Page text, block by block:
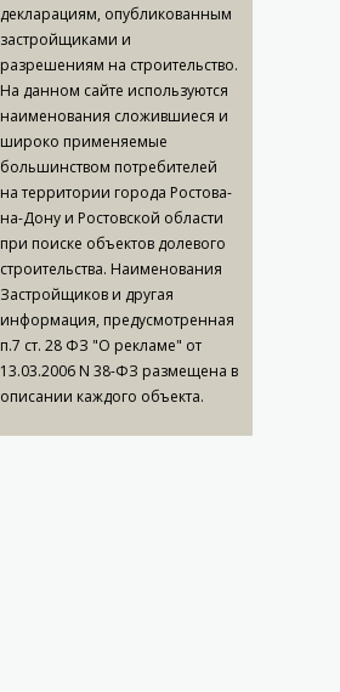
декларациям, опубликованным
застройщиками и
разрешениям на строительство.
На данном сайте используются
наименования сложившиеся и
широко применяемые
большинством потребителей
на территории города Ростова-
на-Дону и Ростовской области
при поиске объектов долевого
строительства. Наименования
Застройщиков и другая
информация, предусмотренная
п.7 ст. 28 ФЗ "О рекламе" от
13.03.2006 N 38-ФЗ размещена в
описании каждого объекта.